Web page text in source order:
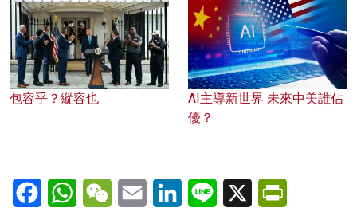
包容乎？縱容也
AI主導新世界 未來中美誰佔
優？
FacebookWhatsAppWeChatEmail LinkedInLine X